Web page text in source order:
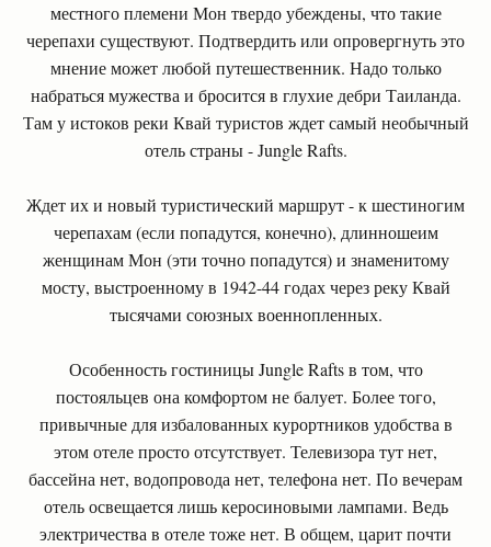
местного племени Мон твердо убеждены, что такие
черепахи существуют. Подтвердить или опровергнуть это
мнение может любой путешественник. Надо только
набраться мужества и бросится в глухие дебри Таиланда.
Там у истоков реки Квай туристов ждет самый необычный
отель страны - Jungle Rafts.
Ждет их и новый туристический маршрут - к шестиногим
черепахам (если попадутся, конечно), длинношеим
женщинам Мон (эти точно попадутся) и знаменитому
мосту, выстроенному в 1942-44 годах через реку Квай
тысячами союзных военнопленных.
Особенность гостиницы Jungle Rafts в том, что
постояльцев она комфортом не балует. Более того,
привычные для избалованных курортников удобства в
этом отеле просто отсутствует. Телевизора тут нет,
бассейна нет, водопровода нет, телефона нет. По вечерам
отель освещается лишь керосиновыми лампами. Ведь
электричества в отеле тоже нет. В общем, царит почти